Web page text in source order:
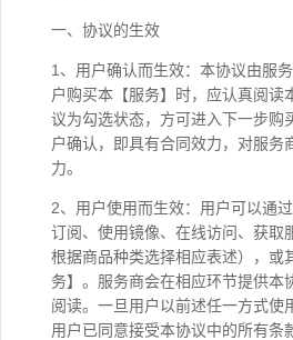
一、协议的生效
1、用户确认而生效：本协议由服
户购买本【服务】时，应认真阅读
议为勾选状态，方可进入下一步购
户确认，即具有合同效力，对服务
力。
2、用户使用而生效：用户可以通
订阅、使用镜像、在线访问、获取
根据商品种类选择相应表述），或
务】。服务商会在相应环节提供本
阅读。一旦用户以前述任一方式使
用户已同意接受本协议中的所有条